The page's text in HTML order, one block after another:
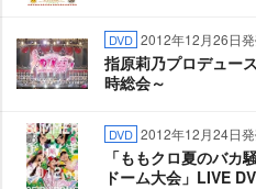
DVD 2012年12月26日
指原莉乃プロデュー
時総会～
DVD 2012年12月24日
「ももクロ夏のバカ
ドーム大会」LIVE